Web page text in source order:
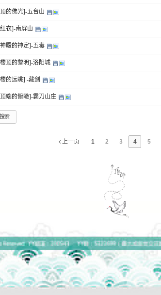
的佛光]-五台山
衣]-南屏山
殿的神定]-五毒
顶的黎明]-洛阳城
的远眺] -藏剑
端的俯瞰]-霸刀山庄
搜索
上一页 1 2 3 4 5